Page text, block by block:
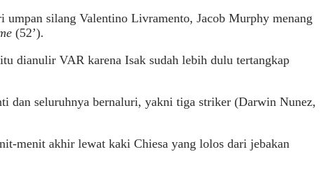
umpan silang Valentino Livramento, Jacob Murphy menang
(52’).
dianulir VAR karena Isak sudah lebih dulu tertangkap
dan seluruhnya bernaluri, yakni tiga striker (Darwin Nunez,
menit akhir lewat kaki Chiesa yang lolos dari jebakan